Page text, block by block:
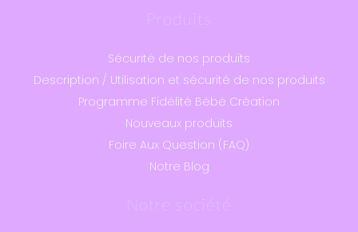
Produits
Sécurité de nos produits
Description / Utilisation et sécurité de nos produits
Programme Fidélité Bébé Création
Nouveaux produits
Foire Aux Question (FAQ)
Notre Blog
Notre société